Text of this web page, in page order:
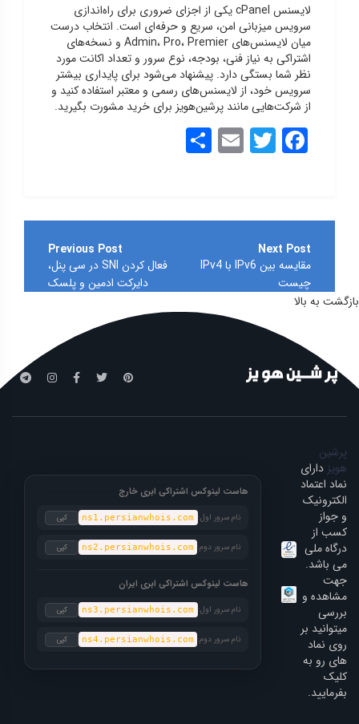
لایسنس cPanel یکی از اجزای ضروری برای راه‌اندازی
سرویس میزبانی امن، سریع و حرفه‌ای است. انتخاب درست
میان لایسنس‌های Admin، Pro، Premier و نسخه‌های
اشتراکی به نیاز فنی، بودجه، نوع سرور و تعداد اکانت مورد
نظر شما بستگی دارد. پیشنهاد می‌شود برای پایداری بیشتر
سرویس خود، از لایسنس‌های رسمی و معتبر استفاده کنید و
از شرکت‌هایی مانند پرشین‌هویز برای خرید مشورت بگیرید.
Facebook
Twitter
Email
راهبری
نوشته
فعال کردن SNI در سی پنل،
دایرکت ادمین و پلسک
مقایسه بین IPv6 با IPv4
چیست
بازگشت به بالا
پرشین
هویز دارای
نماد اعتماد
الکترونیک
و جواز
کسب از
درگاه ملی
می باشد.
جهت
مشاهده و
بررسی
میتوانید بر
روی نماد
های رو به
کلیک
بفرمایید.
هاست لینوکس اشتراکی ابری خارج
نام سرور اول: ns1.persianwhois.com کپی
نام سرور دوم: ns2.persianwhois.com کپی
هاست لینوکس اشتراکی ابری ایران
نام سرور اول: ns3.persianwhois.com کپی
نام سرور دوم: ns4.persianwhois.com کپی